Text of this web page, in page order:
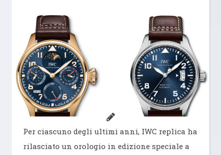
Per ciascuno degli ultimi anni, IWC replica ha
rilasciato un orologio in edizione speciale a